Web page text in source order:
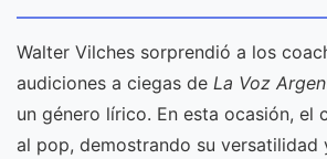
Walter Vilches sorprendió a los
audiciones a ciegas de La Voz
un género lírico. En esta ocasión, el
al pop, demostrando su versatilidad